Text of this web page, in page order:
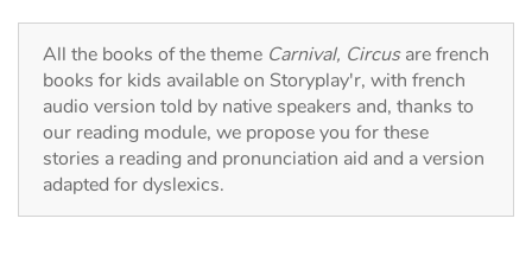
Home
Tales and classics in french
Fable, myth, literature and poetry
Princesses and princes, kings, queens and dragons
All the books of the theme Carnival, Circusare french
books for kids available on Storyplay'r, with french
audio version told by native speakers and, thanks to
our reading module, we propose you for these
stories a reading and pronunciation aid and a version
adapted for dyslexics.